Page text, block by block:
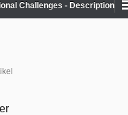
Challenges - Description